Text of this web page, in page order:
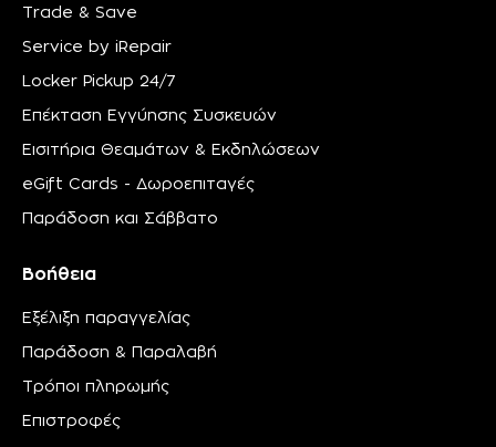
Trade & Save
Service by iRepair
Locker Pickup 24/7
Επέκταση Εγγύησης Συσκευών
Εισιτήρια Θεαμάτων & Εκδηλώσεων
eGift Cards - Δωροεπιταγές
Παράδοση και Σάββατο
Βοήθεια
Εξέλιξη παραγγελίας
Παράδοση & Παραλαβή
Τρόποι πληρωμής
Επιστροφές